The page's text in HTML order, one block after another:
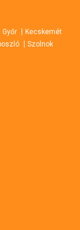
Győr
Kecskemét
Szolnok